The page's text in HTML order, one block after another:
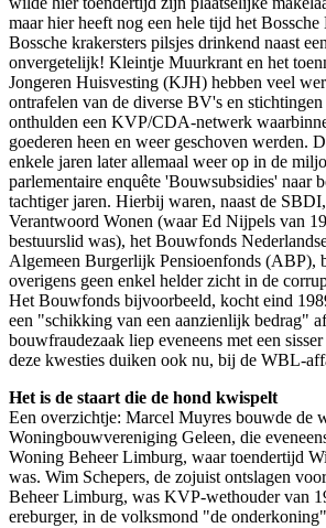
maar hier heeft nog een hele tijd het
Bossche krakersters pilsjes drinkend naast
onvergetelijk! Kleintje Muurkrant en het
Jongeren Huisvesting (KJH) hebben veel
ontrafelen van de diverse BV's en
onthulden een KVP/CDA-netwerk
goederen heen en weer geschoven werden.
enkele jaren later allemaal weer op in de
parlementaire enquête 'Bouwsubsidies' naar
tachtiger jaren. Hierbij waren, naast de
Verantwoord Wonen (waar Ed Nijpels van
bestuurslid was), het Bouwfonds
Algemeen Burgerlijk Pensioenfonds (ABP),
overigens geen enkel helder zicht in de
Het Bouwfonds bijvoorbeeld, kocht eind
een "schikking van een aanzienlijk bedrag"
bouwfraudezaak liep eveneens met een
deze kwesties duiken ook nu, bij de WBL-
Het is de staart die de hond kwispelt
Een overzichtje: Marcel Muyres bouwde de
Woningbouwvereniging Geleen, die
Woning Beheer Limburg, waar toendertijd
was. Wim Schepers, de zojuist ontslagen
Beheer Limburg, was KVP-wethouder van
ereburger, in de volksmond "de